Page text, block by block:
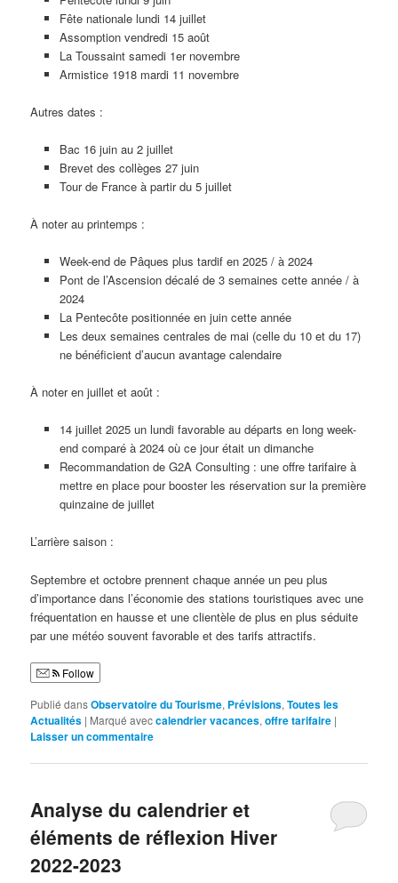
Fête nationale lundi 14 juillet
Assomption vendredi 15 août
La Toussaint samedi 1er novembre
Armistice 1918 mardi 11 novembre
Autres dates :
Bac 16 juin au 2 juillet
Brevet des collèges 27 juin
Tour de France à partir du 5 juillet
À noter au printemps :
Week-end de Pâques plus tardif en 2025 / à 2024
Pont de l’Ascension décalé de 3 semaines cette année / à
2024
La Pentecôte positionnée en juin cette année
Les deux semaines centrales de mai (celle du 10 et du 17)
ne bénéficient d’aucun avantage calendaire
À noter en juillet et août :
14 juillet 2025 un lundi favorable au départs en long week-
end comparé à 2024 où ce jour était un dimanche
Recommandation de G2A Consulting : une offre tarifaire à
mettre en place pour booster les réservation sur la première
quinzaine de juillet
L’arrière saison :
Septembre et octobre prennent chaque année un peu plus
d’importance dans l’économie des stations touristiques avec une
fréquentation en hausse et une clientèle de plus en plus séduite
par une météo souvent favorable et des tarifs attractifs.
Follow
Publié dansObservatoire du Tourisme, Prévisions,Toutes les
Actualités | Marqué aveccalendrier vacances,offre tarifaire |
Laisser un commentaire
Analyse du calendrier et
éléments de réflexion Hiver
2022-2023